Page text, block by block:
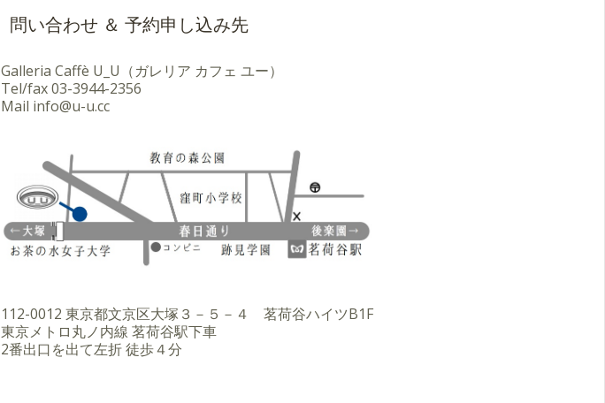
問い合わせ ＆ 予約申し込み先
Galleria Caffè U_U（ガレリア カフェ ユー）
Tel/fax03-3944-2356
Mail info@u-u.cc
112-0012 東京都文京区大塚３－５－４ 茗荷谷ハイツB1F
東京メトロ丸ノ内線 茗荷谷駅下車
2番出口を出て左折 徒歩４分